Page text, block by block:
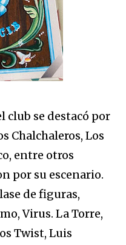
club se destacó por
Chalchaleros, Los
entre otros
por su escenario.
de figuras,
Virus. La Torre,
Twist, Luis